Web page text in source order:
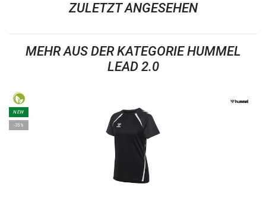
ZULETZT ANGESEHEN
MEHR AUS DER KATEGORIE HUMMEL
LEAD 2.0
NEW
-35%